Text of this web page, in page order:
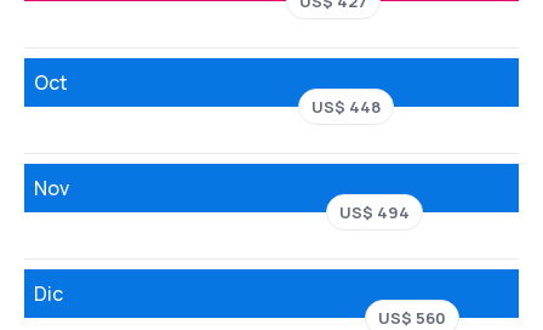
Oct
US$ 448
Nov
US$ 494
Dic
US$ 560